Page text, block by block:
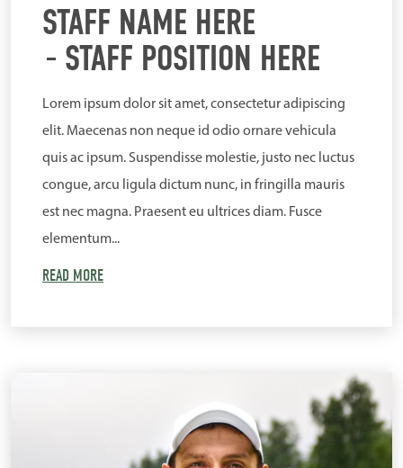
STAFF NAME HERE
STAFF POSITION HERE
Lorem ipsum dolor sit amet, consectetur adipiscing
elit. Maecenas non neque id odio ornare vehicula
quis ac ipsum. Suspendisse molestie, justo nec luctus
congue, arcu ligula dictum nunc, in fringilla mauris
est nec magna. Praesent eu ultrices diam. Fusce
elementum...
READ MORE